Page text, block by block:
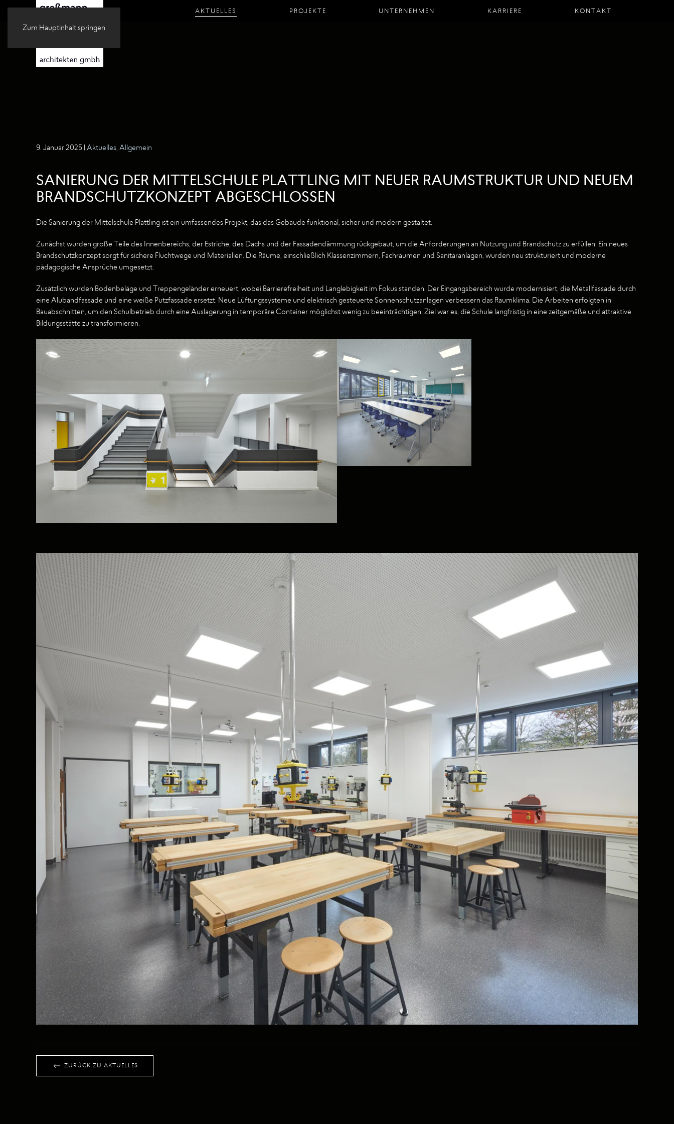
Zum Hauptinhalt springen
AKTUELLES PROJEKTE UNTERNEHMEN KARRIERE KONTAKT
9. Januar 2025 Aktuelles, Allgemein
SANIERUNG DER MITTELSCHULE PLATTLING MIT NEUER RAUMSTRUKTUR UND NEUEM
BRANDSCHUTZKONZEPT ABGESCHLOSSEN
Die Sanierung der Mittelschule Plattling ist ein umfassendes Projekt, das das Gebäude funktional, sicher und modern gestaltet.
Zunächst wurden große Teile des Innenbereichs, der Estriche, des Dachs und der Fassadendämmung rückgebaut, um die Anforderungen an Nutzung und Brandschutz zu erfüllen. Ein neues
Brandschutzkonzept sorgt für sichere Fluchtwege und Materialien. Die Räume, einschließlich Klassenzimmern, Fachräumen und Sanitäranlagen, wurden neu strukturiert und moderne
pädagogische Ansprüche umgesetzt.
Zusätzlich wurden Bodenbeläge und Treppengeländer erneuert, wobei Barrierefreiheit und Langlebigkeit im Fokus standen. Der Eingangsbereich wurde modernisiert, die Metallfassade durch
eine Alubandfassade und eine weiße Putzfassade ersetzt. Neue Lüftungssysteme und elektrisch gesteuerte Sonnenschutzanlagen verbessern das Raumklima. Die Arbeiten erfolgten in
Bauabschnitten, um den Schulbetrieb durch eine Auslagerung in temporäre Container möglichst wenig zu beeinträchtigen. Ziel war es, die Schule langfristig in eine zeitgemäße und attraktive
Bildungsstätte zu transformieren.
ZURÜCK ZU AKTUELLES